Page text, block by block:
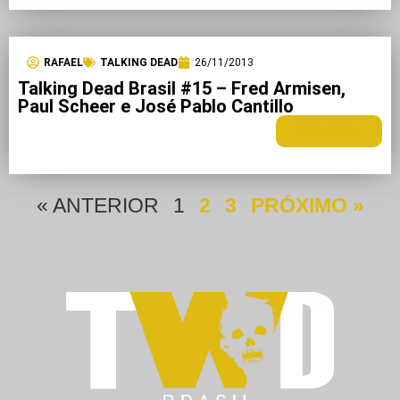
RAFAEL TALKING DEAD 26/11/2013
Talking Dead Brasil #15 – Fred Armisen,
Paul Scheer e José Pablo Cantillo
« ANTERIOR 1 2 3 PRÓXIMO »